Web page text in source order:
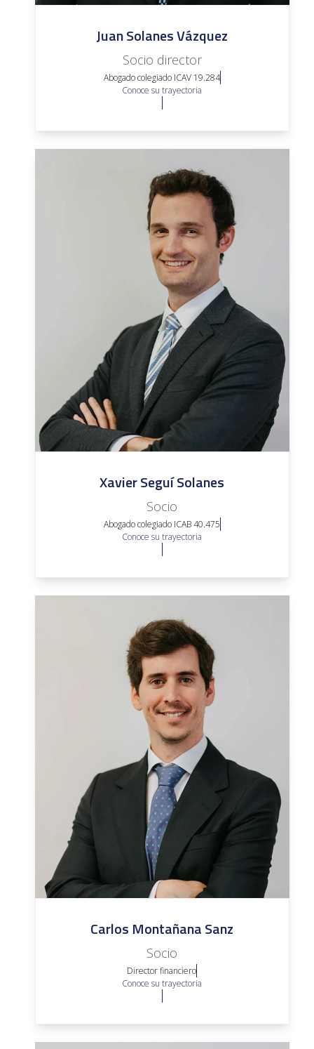
Juan Solanes Vázquez
Socio director
Abogado colegiado ICAV 19.284
Conoce su trayectoria
Xavier Seguí Solanes
Socio
Abogado colegiado ICAB 40.475
Conoce su trayectoria
Carlos Montañana Sanz
Socio
Director financiero
Conoce su trayectoria